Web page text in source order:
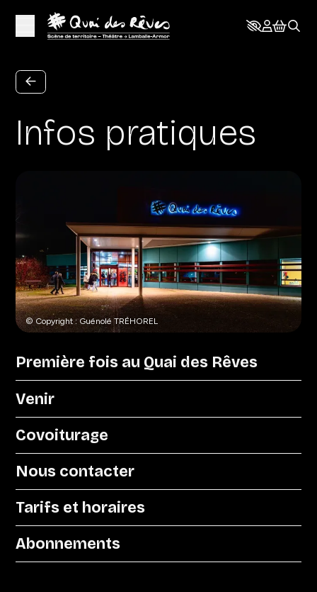
Infos pratiques
© Copyright : Guénolé TRÉHOREL
Première fois au Quai des Rêves
Venir
Covoiturage
Nous contacter
Tarifs et horaires
Abonnements